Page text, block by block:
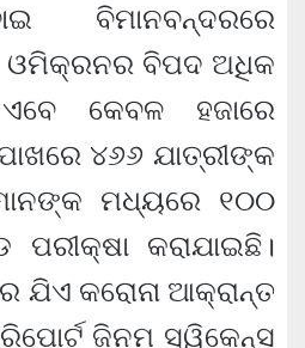
ବିମାନବନ୍ଦରରେ
ଓମିକ୍ରନର ବିପଦ ଅଧିକ
କେବଳ ହଜାରେ
୪୬୬ ଯାତ୍ରୀଙ୍କ
ମଧ୍ୟରେ ୧୦୦
କରାଯାଇଛି।
ଯିଏ କରୋନା ଆକ୍ରାନ୍ତ
ଜିନମ ସ୍ୱିକେନ୍ସ